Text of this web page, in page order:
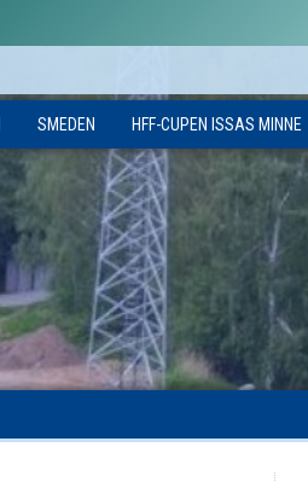
SMEDEN HFF-CUPEN ISSAS MINNE